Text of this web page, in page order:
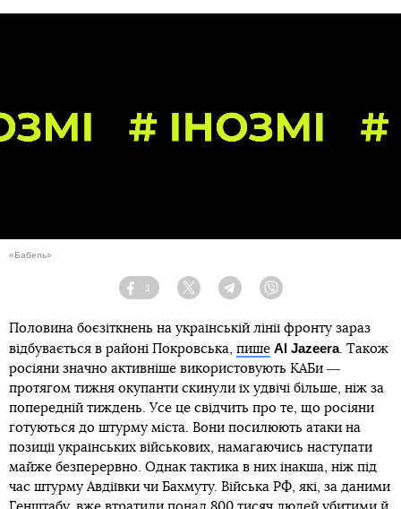
«Бабель»
Facebook
1
Twitter TelegramViber
Половина боєзіткнень на українській лінії фронту зараз
відбувається в районі Покровська, пише Al Jazeera. Також
росіяни значно активніше використовують КАБи ―
протягом тижня окупанти скинули їх удвічі більше, ніж за
попередній тиждень. Усе це свідчить про те, що росіяни
готуються до штурму міста. Вони посилюють атаки на
позиції українських військових, намагаючись наступати
майже безперервно. Однак тактика в них інакша, ніж під
час штурму Авдіївки чи Бахмуту. Війська РФ, які, за даними